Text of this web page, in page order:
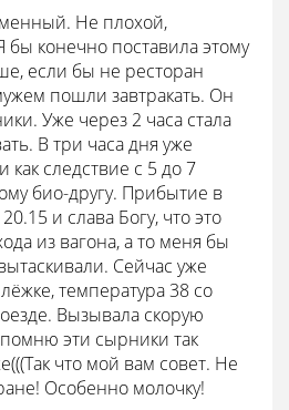
Не плохой,
бы конечно поставила этому
если бы не ресторан
пошли завтракать. Он
Уже через 2 часа стала
В три часа дня уже
как следствие с 5 до 7
био-другу. Прибытие в
и слава Богу, что это
из вагона, а то меня бы
Сейчас уже
температура 38 со
Вызывала скорую
эти сырники так
что мой вам совет. Не
Особенно молочку!